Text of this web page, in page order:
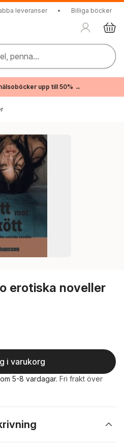
leveranser • Billiga böcker
penna...
upp till 50% →
erotiska noveller
i varukorg
5-8 vardagar. Fri frakt över